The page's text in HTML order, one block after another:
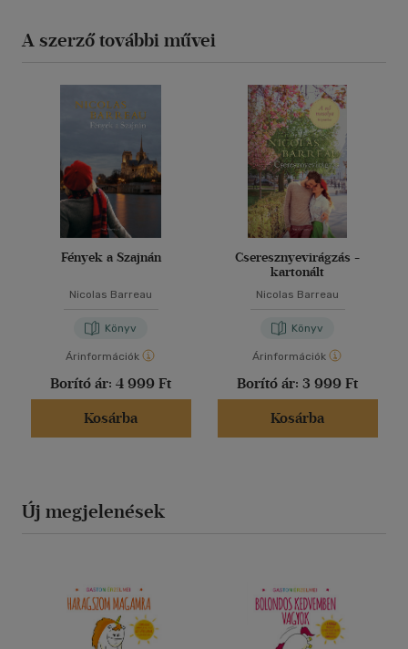
A szerző további művei
Fények a Szajnán
Nicolas Barreau
Könyv
Árinformációk
Borító ár: 4 999 Ft
Kosárba
Cseresznyevirágzás -
kartonált
Nicolas Barreau
Könyv
Árinformációk
Borító ár: 3 999 Ft
Kosárba
Új megjelenések